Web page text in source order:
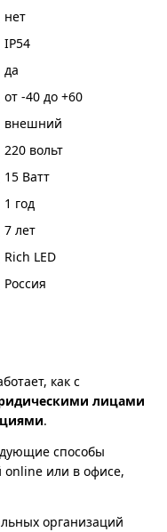
нет
IP54
да
от -40 до +60
внешний
220 вольт
15 Ватт
1 год
7 лет
Rich LED
Россия
как с
лицами
.
способы
online или в офисе,
организаций